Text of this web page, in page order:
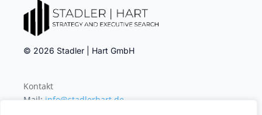
© 2026 Stadler | Hart GmbH
Kontakt
Mail: info@stadlerhart.de